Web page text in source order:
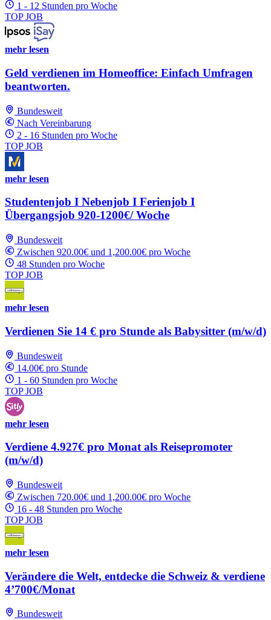
1 - 12 Stunden pro Woche
TOP JOB
mehr lesen
Geld verdienen im Homeoffice: Einfach Umfragen
beantworten.
Bundesweit
Nach Vereinbarung
2 - 16 Stunden pro Woche
TOP JOB
mehr lesen
Studentenjob I Nebenjob I Ferienjob I
Übergangsjob 920-1200€/ Woche
Bundesweit
Zwischen 920.00€ und 1,200.00€ pro Woche
48 Stunden pro Woche
TOP JOB
mehr lesen
Verdienen Sie 14 € pro Stunde als Babysitter (m/w/d)
Bundesweit
14.00€ pro Stunde
1 - 60 Stunden pro Woche
TOP JOB
mehr lesen
Verdiene 4.927€ pro Monat als Reisepromoter
(m/w/d)
Bundesweit
Zwischen 720.00€ und 1,200.00€ pro Woche
16 - 48 Stunden pro Woche
TOP JOB
mehr lesen
Verändere die Welt, entdecke die Schweiz & verdiene
4’700€/Monat
Bundesweit